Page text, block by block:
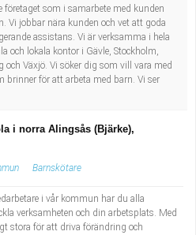
som i samarbete med kunden
Vi jobbar nära kunden och vet att goda
assistans. Vi är verksamma i hela
och lokala kontor i Gävle, Stockholm,
Växjö. Vi söker dig som vill vara med
brinner för att arbeta med barn. Vi ser
i norra Alingsås (Bjärke),
Barnskötare
i vår kommun har du alla
verksamheten och din arbetsplats. Med
stora för att driva förändring och